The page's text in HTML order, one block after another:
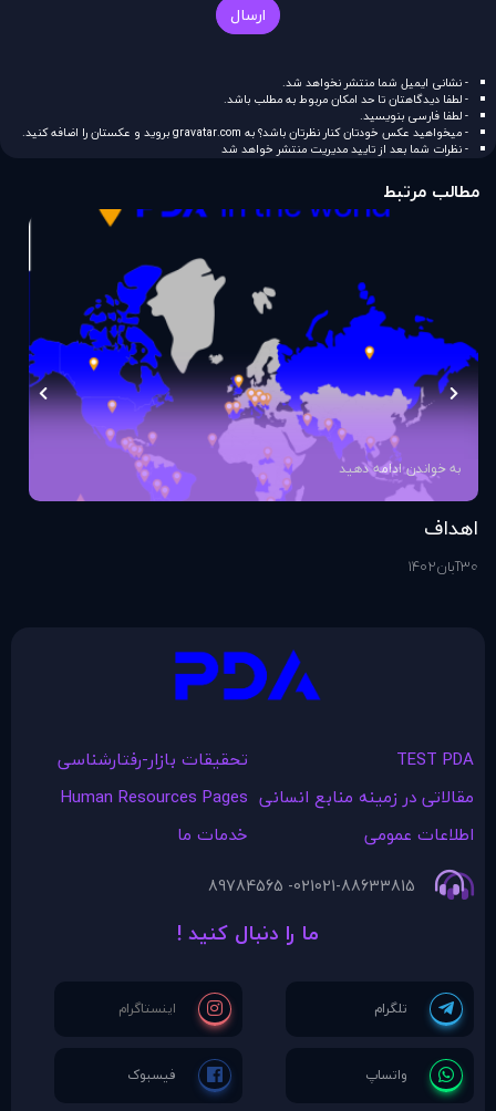
ارسال
- نشانی ایمیل شما منتشر نخواهد شد.
- لطفا دیدگاهتان تا حد امکان مربوط به مطلب باشد.
- لطفا فارسی بنویسید.
- میخواهید عکس خودتان کنار نظرتان باشد؟ به gravatar.comبروید و عکستان را اضافه کنید.
- نظرات شما بعد از تایید مدیریت منتشر خواهد شد
مطالب مرتبط
به خواندن ادامه دهید
اهداف
30آبان1402
TEST PDA
تحقیقات بازار-رفتارشناسی
مقالاتی در زمينه منابع انسانی Human Resources Pages
اطلاعات عمومی
خدمات ما
021-88633815
021- 89784565
ما را دنبال کنید !